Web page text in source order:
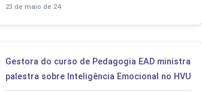
23 de maio de 24
Gestora do curso de Pedagogia EAD ministra
palestra sobre Inteligência Emocional no HVU